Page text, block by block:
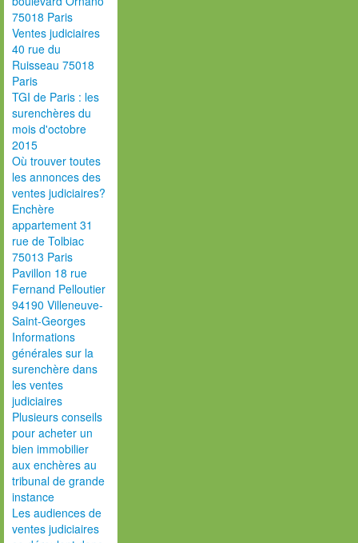
75018 Paris
Ventes judiciaires
40 rue du
Ruisseau 75018
Paris
TGI de Paris : les
surenchères du
mois d'octobre
2015
Où trouver toutes
les annonces des
ventes judiciaires?
Enchère
appartement 31
rue de Tolbiac
75013 Paris
Pavillon 18 rue
Fernand Pelloutier
94190 Villeneuve-
Saint-Georges
Informations
générales sur la
surenchère dans
les ventes
judiciaires
Plusieurs conseils
pour acheter un
bien immobilier
aux enchères au
tribunal de grande
instance
Les audiences de
ventes judiciaires